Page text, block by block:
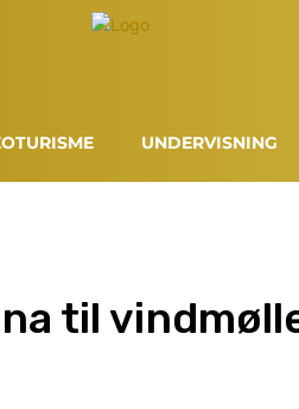
UNDERVISNING
til